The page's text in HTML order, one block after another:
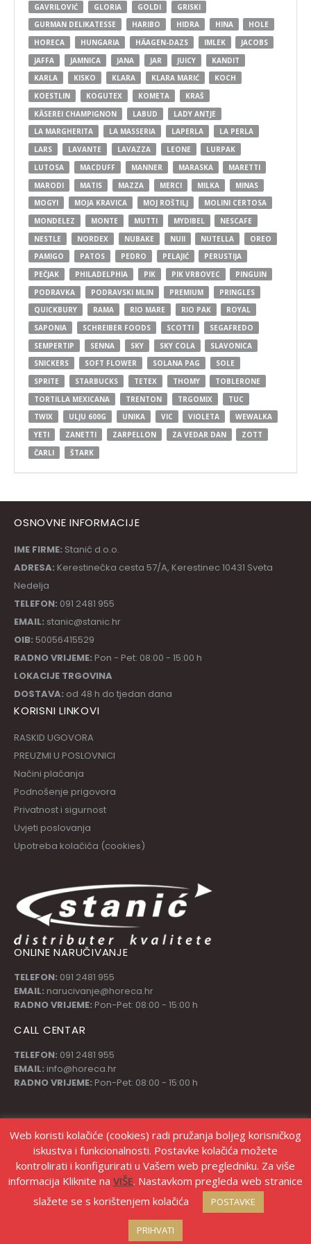
GAVRILOVIĆ
GLORIA GOLDI
GRISKI
GURMAN DELIKATESSE
HARIBO HIDRA HINA
HOLE
HORECA
HUNGARIA HÄAGEN-DAZS IMLEK
JACOBS
JAFFA
JAMNICA JANA JAR JUICY
KANDIT
KARLA
KISKO KLARA KLARA MARIĆ
KOCH
KOESTLIN
KOGUTEX KOMETA
KRAŠ
KÄSEREI CHAMPIGNON
LABUD
LADY ANTJE
LA MARGHERITA
LA MASSERIA LAPERLA
LA PERLA
LARS
LAVANTE LAVAZZA LEONE
LURPAK
LUTOSA
MACDUFF MANNER MARASKA
MARETTI
MARODI
MATIS MAZZA MERCI MILKA
MINAS
MOGYI
MOJA KRAVICA MOJ ROŠTILJ
MOLINI CERTOSA
MONDELEZ
MONTE MUTTI MYDIBEL
NESCAFE
NESTLE
NORDEX NUBAKE NUII NUTELLA
OREO
PAMIGO
PATOS PEDRO PELAJIĆ
PERUSTIJA
PEČJAK
PHILADELPHIA PIK PIK VRBOVEC
PINGUIN
PODRAVKA
PODRAVSKI MLIN PREMIUM
PRINGLES
QUICKBURY
RAMA RIO MARE RIO PAK
ROYAL
SAPONIA
SCHREIBER FOODS SCOTTI
SEGAFREDO
SEMPERTIP
SENNA SKY SKY COLA
SLAVONICA
SNICKERS
SOFT FLOWER SOLANA PAG
SOLE
SPRITE
STARBUCKS TETEX THOMY
TOBLERONE
TORTILLA MEXICANA
TRENTON TRGOMIX
TUC
TWIX
ULJU 600G UNIKA VIC VIOLETA
WEWALKA
YETI
ZANETTI ZARPELLON ZA VEDAR DAN
ZOTT
ČARLI
ŠTARK
OSNOVNE INFORMACIJE
IME FIRME: Stanić d.o.o.
ADRESA: Kerestinečka cesta 57/A, Kerestinec 10431 Sveta
Nedelja
TELEFON: 091 2481 955
EMAIL: stanic@stanic.hr
OIB: 50056415529
RADNO VRIJEME: Pon - Pet: 08:00 - 15:00 h
LOKACIJE TRGOVINA
DOSTAVA: od 48 h do tjedan dana
KORISNI LINKOVI
RASKID UGOVORA
PREUZMI U POSLOVNICI
Načini plaćanja
Podnošenje prigovora
Privatnost i sigurnost
Uvjeti poslovanja
Upotreba kolačića (cookies)
ONLINE NARUČIVANJE
TELEFON: 091 2481 955
EMAIL: narucivanje@horeca.hr
RADNO VRIJEME: Pon-Pet: 08:00 - 15:00 h
CALL CENTAR
TELEFON: 091 2481 955
EMAIL: info@horeca.hr
RADNO VRIJEME: Pon-Pet: 08:00 - 15:00 h
Izrada web shopa Marketing strategije
Web koristi kolačiće (cookies) radi pružanja boljeg korisničkog
iskustva i funkcionalnosti. Postavke kolačića možete
kontrolirati i konfigurirati u Vašem web pregledniku. Za više
informacija Kliknite na VIŠE. Nastavkom pregleda web stranice
slažete se s korištenjem kolačića
POSTAVKE
PRIHVATI